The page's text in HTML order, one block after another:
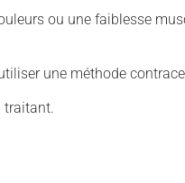
ou une faiblesse
une méthode
traitant.